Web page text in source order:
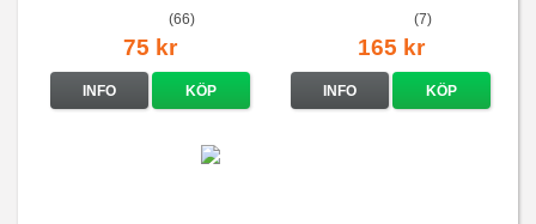
(66)
75 kr
INFO KÖP
(7)
165 kr
INFO KÖP